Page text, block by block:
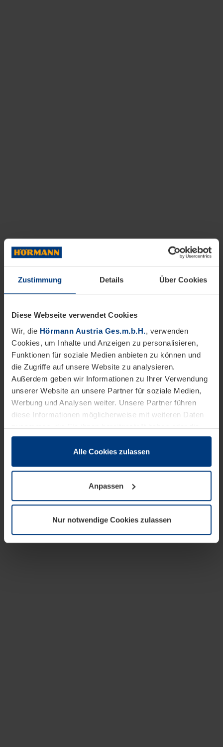
Zustimmung Details Über Cookies
Diese Webseite verwendet Cookies
Wir, die Hörmann Austria Ges.m.b.H., verwenden
Cookies, um Inhalte und Anzeigen zu personalisieren,
Funktionen für soziale Medien anbieten zu können und
die Zugriffe auf unsere Website zu analysieren.
Außerdem geben wir Informationen zu Ihrer Verwendung
unserer Website an unsere Partner für soziale Medien,
Werbung und Analysen weiter. Unsere Partner führen
diese Informationen möglicherweise mit weiteren Daten
zusammen, die Sie ihnen bereitgestellt haben oder die
sie im Rahmen Ihrer Nutzung der Dienste gesammelt
wenn diese für den Betrieb dieser Seite unbedingt
notwendig sind. Für alle anderen Cookie-Typen benötigen
wir Ihre Erlaubnis. Ihre Einwilligung können Sie jederzeit
Datenschutzerklärungunserer Website ändern oder
widerrufen.
Alle Cookies zulassen
Anpassen
Nur notwendige Cookies zulassen